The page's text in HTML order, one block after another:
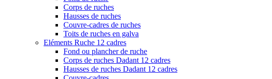
Corps de ruches
Hausses de ruches
Couvre-cadres de ruches
Toits de ruches en galva
Eléments Ruche 12 cadres
Fond ou plancher de ruche
Corps de ruches Dadant 12 cadres
Hausses de ruches Dadant 12 cadres